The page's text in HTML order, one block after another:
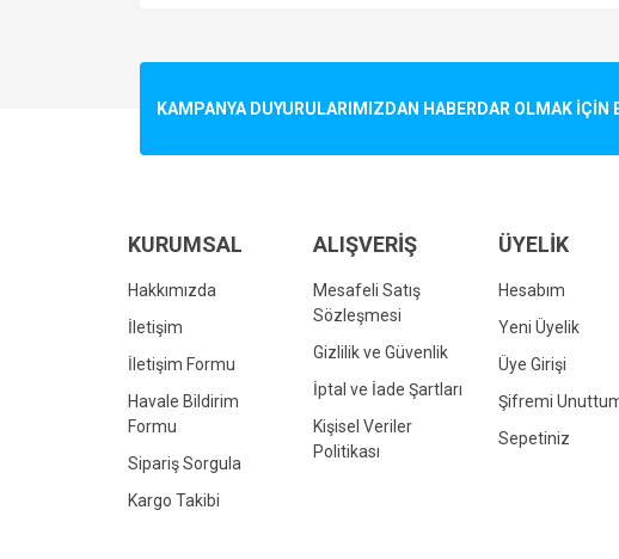
Ürün resmi kalitesiz, bozuk veya görüntülenemiyor.
Bu ürüne benzer farklı alternatifler olmalı.
KAMPANYA DUYURULARIMIZDAN HABERDAR OLMAK
KURUMSAL
Hakkımızda
İletişim
İletişim Formu
Havale Bildirim
Formu
Sipariş Sorgula
Kargo Takibi
ALIŞVERİŞ
Mesafeli Satış
Sözleşmesi
Gizlilik ve Güvenlik
İptal ve İade Şartları
Kişisel Veriler
Politikası
ÜYELİK
Hesabım
Yeni Üyelik
Üye Girişi
Şifremi
Sepetiniz